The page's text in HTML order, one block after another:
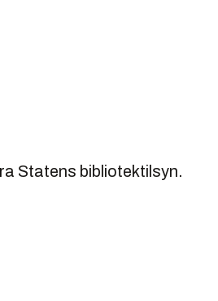
Statens bibliotektilsyn.